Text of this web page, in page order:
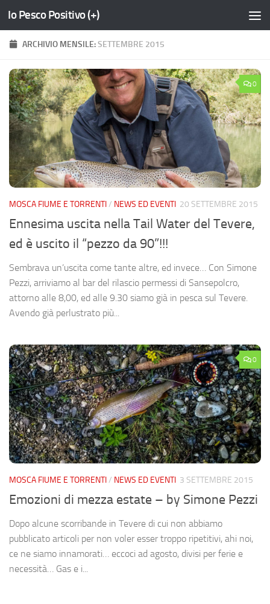
Salta al contenuto
Io Pesco Positivo (+)
ARCHIVIO MENSILE:SETTEMBRE 2015
0
MOSCA FIUME E TORRENTI/ NEWS ED EVENTI 20 SETTEMBRE 2015
Ennesima uscita nella Tail Water del Tevere,
ed è uscito il “pezzo da 90”!!!
Sembrava un’uscita come tante altre, ed invece… Con Simone
Pezzi, arriviamo al bar del rilascio permessi di Sansepolcro,
attorno alle 8,00, ed alle 9.30 siamo già in pesca sul Tevere.
Avendo già perlustrato più...
0
MOSCA FIUME E TORRENTI/ NEWS ED EVENTI 3 SETTEMBRE 2015
Emozioni di mezza estate – by Simone Pezzi
Dopo alcune scorribande in Tevere di cui non abbiamo
pubblicato articoli per non voler esser troppo ripetitivi, ahi noi,
ce ne siamo innamorati… eccoci ad agosto, divisi per ferie e
necessità… Gas e i...